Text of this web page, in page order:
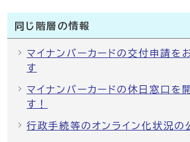
同じ階層の情報
マイナンバーカードの交付申請を
す
マイナンバーカードの休日窓口を
す！
行政手続等のオンライン化状況の